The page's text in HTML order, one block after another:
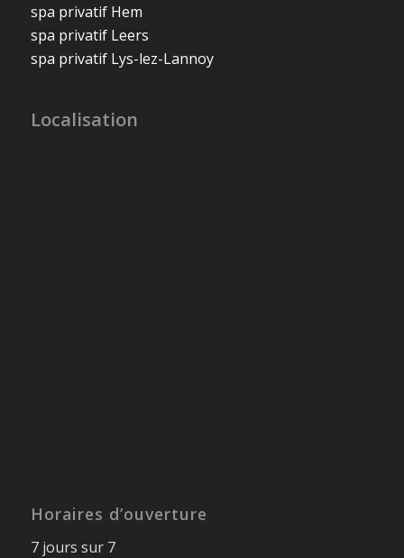
spa privatif Hem
spa privatif Leers
spa privatif Lys-lez-Lannoy
Localisation
Horaires d’ouverture
7 jours sur 7